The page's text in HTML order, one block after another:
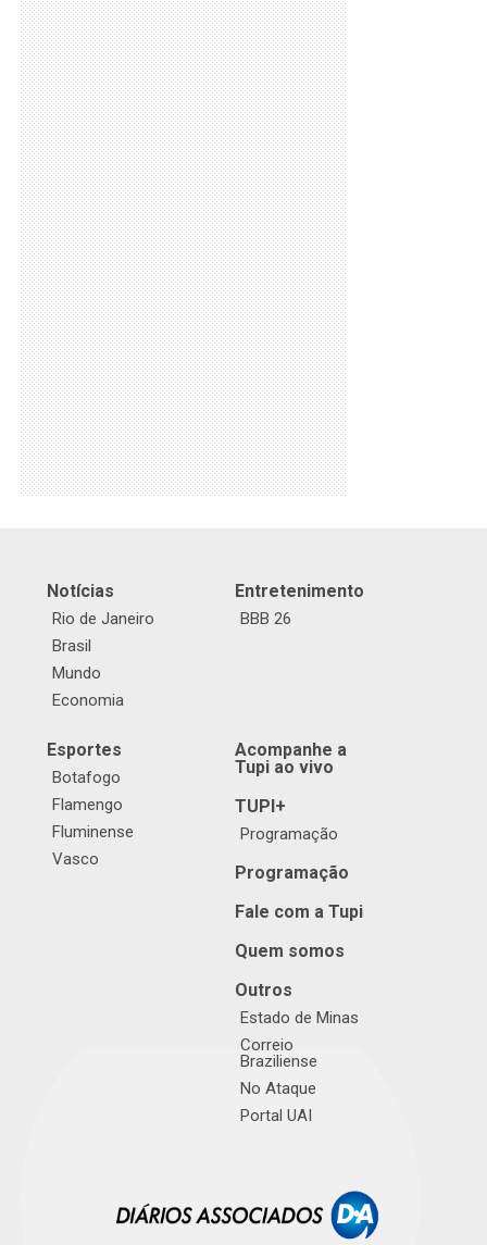
Notícias
Rio de Janeiro
Brasil
Mundo
Economia
Entretenimento
BBB 26
Esportes
Botafogo
Flamengo
Fluminense
Vasco
Acompanhe a
Tupi ao vivo
TUPI+
Programação
Programação
Fale com a Tupi
Quem somos
Outros
Estado de Minas
Correio
Braziliense
No Ataque
Portal UAI